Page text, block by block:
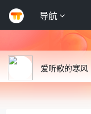
导航
爱听歌的寒风